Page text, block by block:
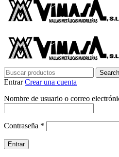
Search
EntrarCrear una cuenta
Nombre de usuario o correo
Contraseña *
Entrar